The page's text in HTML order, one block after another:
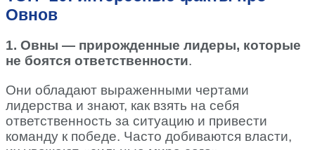
Овнов
1. Овны — прирожденные лидеры, которые
не боятся ответственности.
Они обладают выраженными чертами
лидерства и знают, как взять на себя
ответственность за ситуацию и привести
команду к победе. Часто добиваются власти,